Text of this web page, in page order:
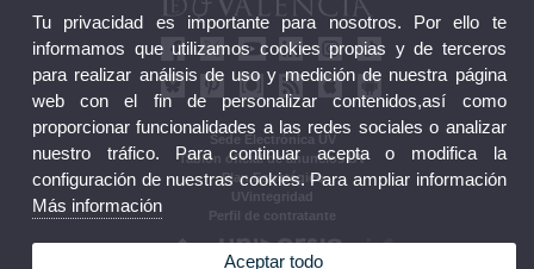
Sede Electrónica UV
Tablón oficial de anuncios UV
Plan Estratégico
UVintegridad
Perfil de contratante
Tu privacidad es importante para nosotros. Por ello te
informamos que utilizamos cookies propias y de terceros
para realizar análisis de uso y medición de nuestra página
web con el fin de personalizar contenidos,así como
proporcionar funcionalidades a las redes sociales o analizar
nuestro tráfico. Para continuar acepta o modifica la
configuración de nuestras cookies. Para ampliar información
Más información
Aceptar todo